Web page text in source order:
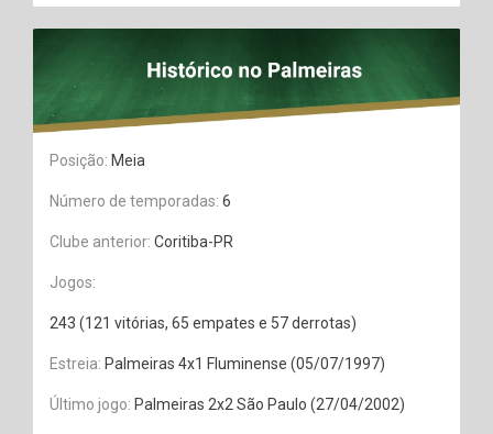
Posição: Meia
Número de temporadas: 6
Clube anterior: Coritiba-PR
Jogos:
243 (121 vitórias, 65 empates e 57 derrotas)
Estreia: Palmeiras 4x1 Fluminense (05/07/1997)
Último jogo: Palmeiras 2x2 São Paulo (27/04/2002)